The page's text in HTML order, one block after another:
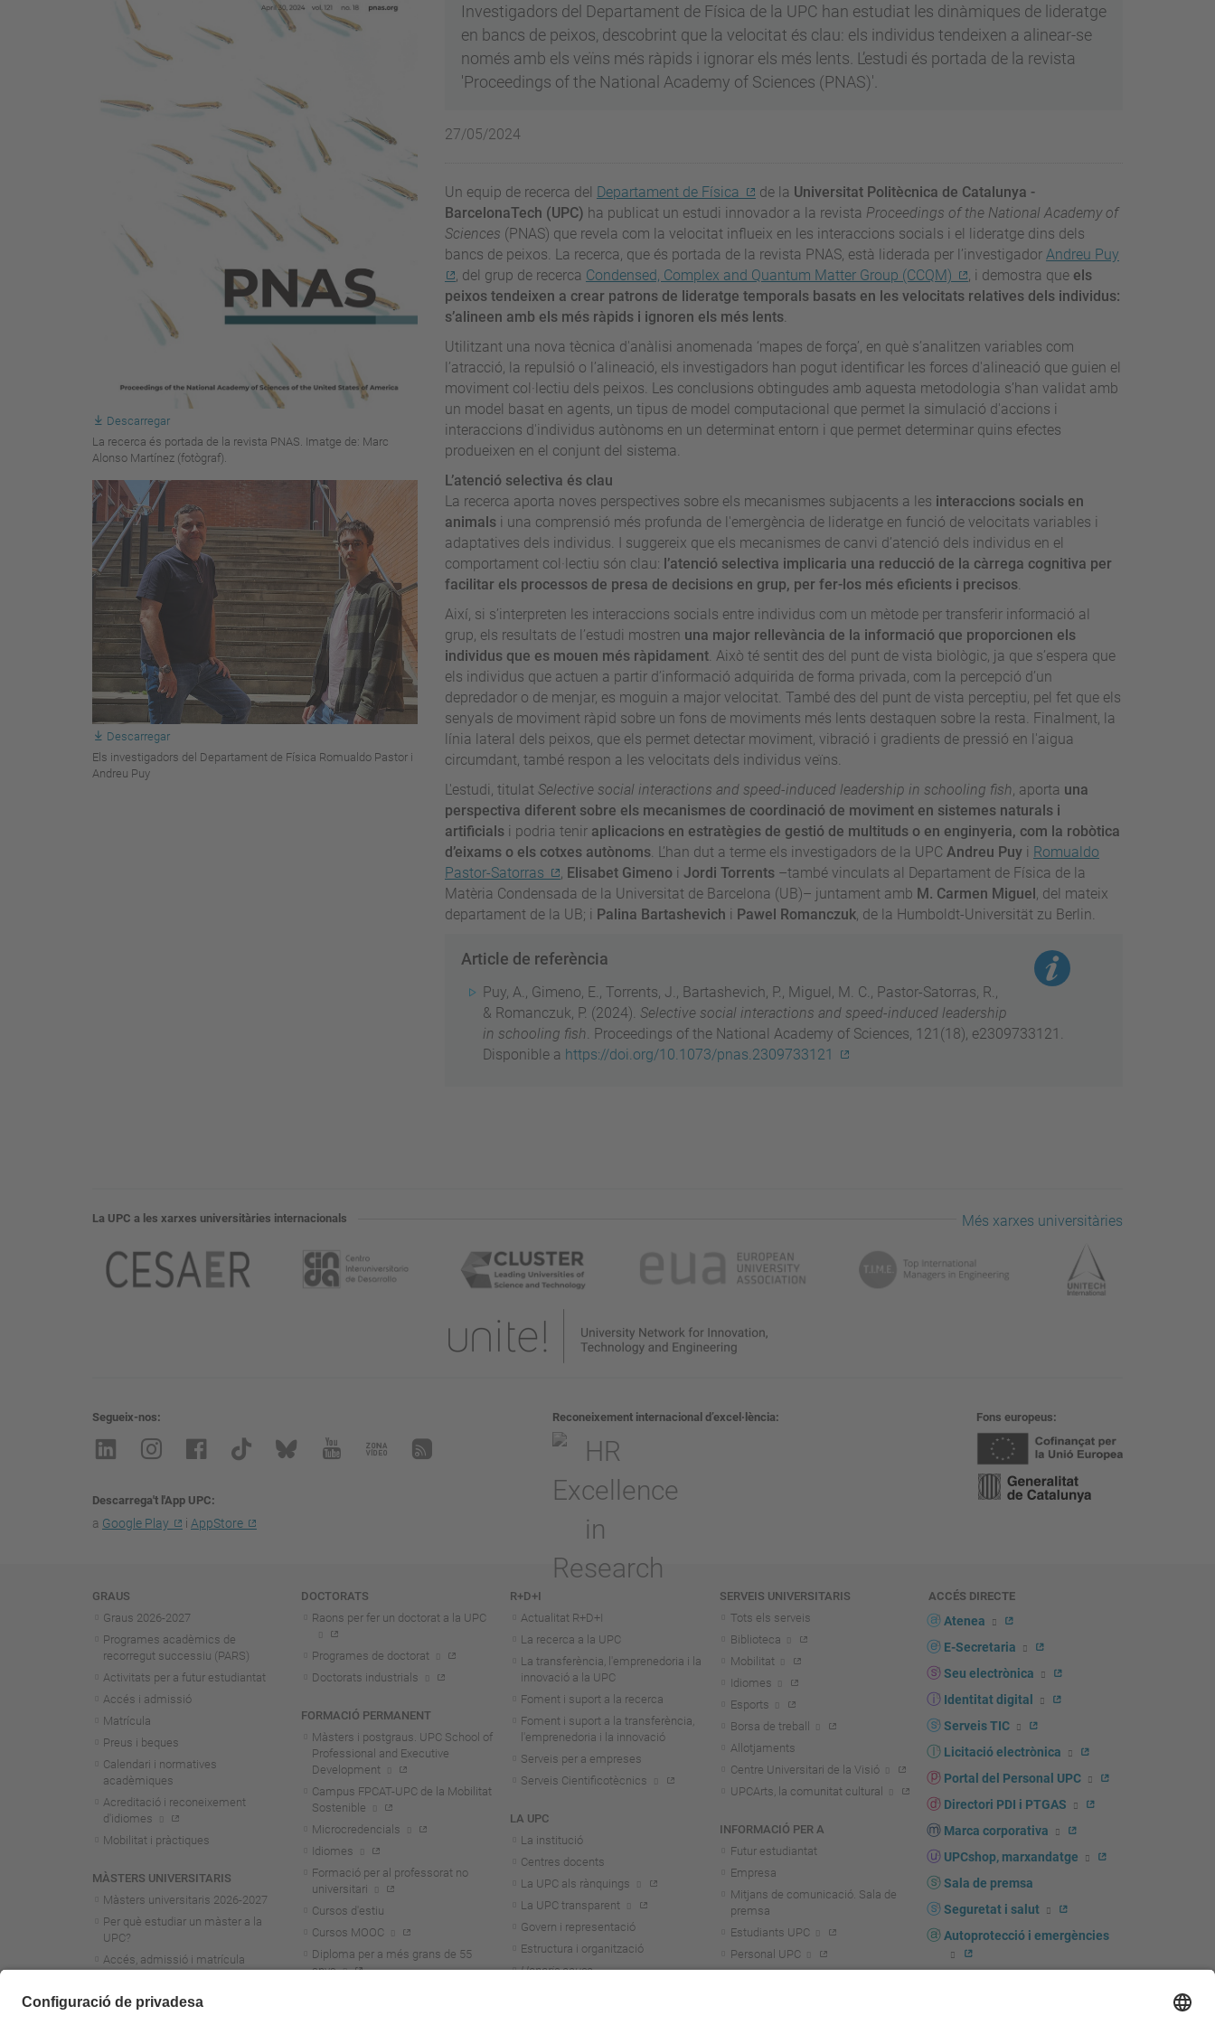
Descarregar
La recerca és portada de la revista PNAS. Imatge de: Marc
Alonso Martínez (fotògraf).
Descarregar
Els investigadors del Departament de Física Romualdo Pastor i
Andreu Puy
Investigadors del Departament de Física de la UPC han estudiat les dinàmiques de lideratge
en bancs de peixos, descobrint que la velocitat és clau: els individus tendeixen a alinear-se
només amb els veïns més ràpids i ignorar els més lents. L’estudi és portada de la revista
'Proceedings of the National Academy of Sciences (PNAS)'.
27/05/2024
Un equip de recerca del Departament de Física de la Universitat Politècnica de Catalunya -
BarcelonaTech (UPC) ha publicat un estudi innovador a la revista Proceedings of the National Academy of
Sciences (PNAS) que revela com la velocitat influeix en les interaccions socials i el lideratge dins dels
bancs de peixos. La recerca, que és portada de la revista PNAS, està liderada per l’investigador Andreu Puy
, del grup de recerca Condensed, Complex and Quantum Matter Group (CCQM) , i demostra que els
peixos tendeixen a crear patrons de lideratge temporals basats en les velocitats relatives dels individus:
s’alineen amb els més ràpids i ignoren els més lents.
Utilitzant una nova tècnica d'anàlisi anomenada ‘mapes de força’, en què s’analitzen variables com
l’atracció, la repulsió o l’alineació, els investigadors han pogut identificar les forces d'alineació que guien el
moviment col·lectiu dels peixos. Les conclusions obtingudes amb aquesta metodologia s’han validat amb
un model basat en agents, un tipus de model computacional que permet la simulació d'accions i
interaccions d'individus autònoms en un determinat entorn i que permet determinar quins efectes
produeixen en el conjunt del sistema.
L’atenció selectiva és clau
La recerca aporta noves perspectives sobre els mecanismes subjacents a les interaccions socials en
animalsi una comprensió més profunda de l'emergència de lideratge en funció de velocitats variables i
adaptatives dels individus. I suggereix que els mecanismes de canvi d’atenció dels individus en el
comportament col·lectiu són clau: l’atenció selectiva implicaria una reducció de la càrrega cognitiva per
facilitar els processos de presa de decisions en grup, per fer-los més eficients i precisos.
Així, si s’interpreten les interaccions socials entre individus com un mètode per transferir informació al
grup, els resultats de l’estudi mostren una major rellevància de la informació que proporcionen els
individus que es mouen més ràpidament. Això té sentit des del punt de vista biològic, ja que s’espera que
els individus que actuen a partir d’informació adquirida de forma privada, com la percepció d’un
depredador o de menjar, es moguin a major velocitat. També des del punt de vista perceptiu, pel fet que els
senyals de moviment ràpid sobre un fons de moviments més lents destaquen sobre la resta. Finalment, la
línia lateral dels peixos, que els permet detectar moviment, vibració i gradients de pressió en l'aigua
circumdant, també respon a les velocitats dels individus veïns.
L'estudi, titulat Selective social interactions and speed-induced leadership in schooling fish, aporta una
perspectiva diferent sobre els mecanismes de coordinació de moviment en sistemes naturals i
artificialsi podria tenir aplicacions en estratègies de gestió de multituds o en enginyeria, com la robòtica
d’eixams o els cotxes autònoms. L’han dut a terme els investigadors de la UPC Andreu Puyi Romualdo
Pastor-Satorras
, Elisabet Gimenoi Jordi Torrents–també vinculats al Departament de Física de la
Matèria Condensada de la Universitat de Barcelona (UB)– juntament amb M. Carmen Miguel , del mateix
departament de la UB; i Palina Bartashevich i Pawel Romanczuk, de la Humboldt-Universität zu Berlin.
Article de referència
Puy, A., Gimeno, E., Torrents, J., Bartashevich, P., Miguel, M. C., Pastor-Satorras, R.,
& Romanczuk, P. (2024). Selective social interactions and speed-induced leadership
in schooling fish. Proceedings of the National Academy of Sciences, 121(18), e2309733121.
Disponible a https://doi.org/10.1073/pnas.2309733121
La UPC a les xarxes universitàries internacionals Més xarxes universitàries
Segueix-nos
Descarrega't l'App UPC
a Google Play i AppStore
Reconeixement internacional d’excel·lència Fons europeus
Navegació
GRAUS
Graus 2026-2027
Programes acadèmics de
recorregut successiu (PARS)
Activitats per a futur estudiantat
Accés i admissió
Matrícula
Preus i beques
Calendari i normatives
acadèmiques
Acreditació i reconeixement
d'idiomes
Mobilitat i pràctiques
MÀSTERS UNIVERSITARIS
Màsters universitaris 2026-2027
Per què estudiar un màster a la
UPC?
Accés, admissió i matrícula
Calendari i normatives
DOCTORATS
Raons per fer un doctorat a la UPC
Programes de doctorat
Doctorats industrials
FORMACIÓ PERMANENT
Màsters i postgraus. UPC School of
Professional and Executive
Development
Campus FPCAT-UPC de la Mobilitat
Sostenible
Microcredencials
Idiomes
Formació per al professorat no
universitari
Cursos d'estiu
Cursos MOOC
Diploma per a més grans de 55
anys
R+D+I
Actualitat R+D+I
La recerca a la UPC
La transferència, l'emprenedoria i la
innovació a la UPC
Foment i suport a la recerca
Foment i suport a la transferència,
l'emprenedoria i la innovació
Serveis per a empreses
Serveis Cientificotècnics
LA UPC
La institució
Centres docents
La UPC als rànquings
La UPC transparent
Govern i representació
Estructura i organització
Honoris causa
SERVEIS UNIVERSITARIS
Tots els serveis
Biblioteca
Mobilitat
Idiomes
Esports
Borsa de treball
Allotjaments
Centre Universitari de la Visió
UPCArts, la comunitat cultural
INFORMACIÓ PER A
Futur estudiantat
Empresa
Mitjans de comunicació. Sala de
premsa
Estudiants UPC
Personal UPC
ACCÉS DIRECTE
Atenea
E-Secretaria
Seu electrònica
Identitat digital
Serveis TIC
Licitació electrònica
Portal del Personal UPC
Directori PDI i PTGAS
Marca corporativa
UPCshop, marxandatge
Sala de premsa
Seguretat i salut
Autoprotecció i emergències